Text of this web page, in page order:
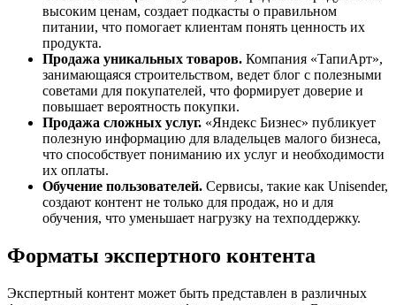
высоким ценам, создает подкасты о правильном
питании, что помогает клиентам понять ценность их
продукта.
Продажа уникальных товаров. Компания «ТапиАрт»,
занимающаяся строительством, ведет блог с полезными
советами для покупателей, что формирует доверие и
повышает вероятность покупки.
Продажа сложных услуг. «Яндекс Бизнес» публикует
полезную информацию для владельцев малого бизнеса,
что способствует пониманию их услуг и необходимости
их оплаты.
Обучение пользователей. Сервисы, такие как Unisender,
создают контент не только для продаж, но и для
обучения, что уменьшает нагрузку на техподдержку.
Форматы экспертного контента
Экспертный контент может быть представлен в различных